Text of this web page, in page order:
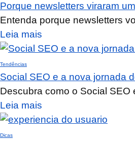
Porque newsletters viraram
Entenda porque newsletters
Leia mais
Tendências
Social SEO e a nova jornada
Descubra como o Social
Leia mais
Dicas